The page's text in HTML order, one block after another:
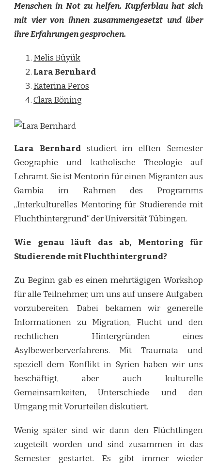
Menschen in Not zu helfen. Kupferblau hat sich
mit vier von ihnen zusammengesetzt und über
ihre Erfahrungen gesprochen.
Melis Büyük
Lara Bernhard
Katerina Peros
Clara Böning
Lara Bernhardstudiert im elften Semester
Geographie und katholische Theologie auf
Lehramt. Sie ist Mentorin für einen Migranten aus
Gambia im Rahmen des Programms
„Interkulturelles Mentoring für Studierende mit
Fluchthintergrund“ der Universität Tübingen.
Wie genau läuft das ab, Mentoring für
Studierende mit Fluchthintergrund?
Zu Beginn gab es einen mehrtägigen Workshop
für alle Teilnehmer, um uns auf unsere Aufgaben
vorzubereiten. Dabei bekamen wir generelle
Informationen zu Migration, Flucht und den
rechtlichen Hintergründen eines
Asylbewerberverfahrens. Mit Traumata und
speziell dem Konflikt in Syrien haben wir uns
beschäftigt, aber auch kulturelle
Gemeinsamkeiten, Unterschiede und den
Umgang mit Vorurteilen diskutiert.
Wenig später sind wir dann den Flüchtlingen
zugeteilt worden und sind zusammen in das
Semester gestartet. Es gibt immer wieder